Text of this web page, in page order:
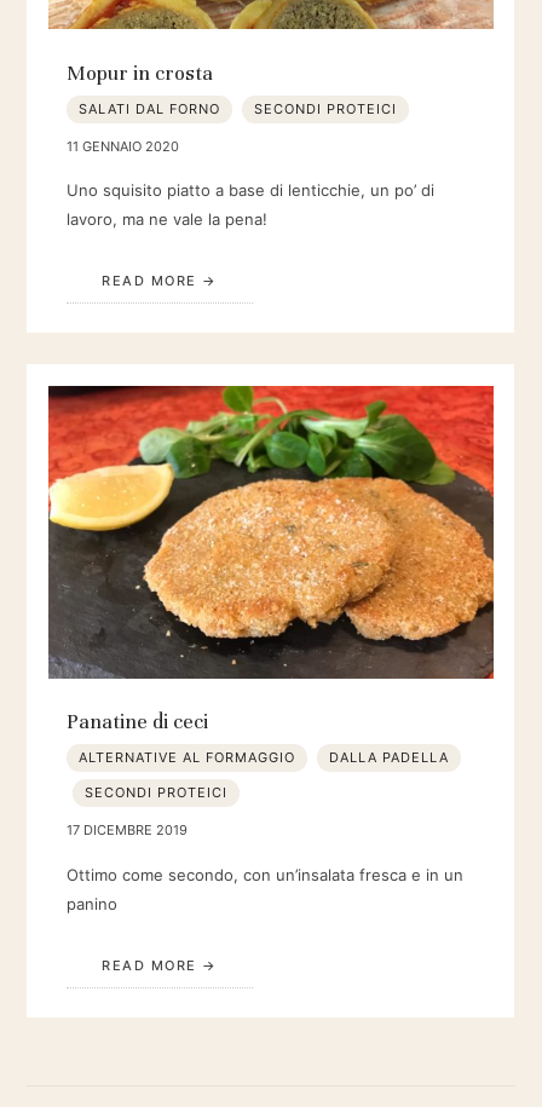
Mopur in crosta
SALATI DAL FORNO SECONDI PROTEICI
11 GENNAIO 2020
Uno squisito piatto a base di lenticchie, un po’ di
lavoro, ma ne vale la pena!
READ MORE
Panatine di ceci
ALTERNATIVE AL FORMAGGIO DALLA PADELLA
SECONDI PROTEICI
17 DICEMBRE 2019
Ottimo come secondo, con un’insalata fresca e in un
panino
READ MORE